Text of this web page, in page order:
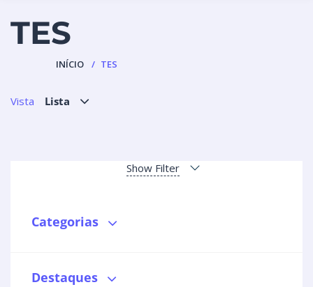
TES
INÍCIO TES
Vista Lista
Show Filter
Categorias
Destaques